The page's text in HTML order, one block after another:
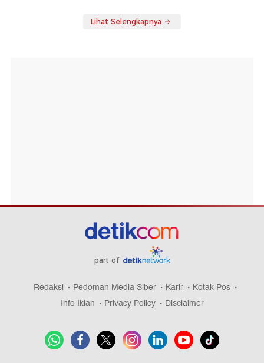
Lihat Selengkapnya
part of
Redaksi Pedoman Media Siber Karir
Kotak Pos
Info Iklan
Privacy Policy Disclaimer